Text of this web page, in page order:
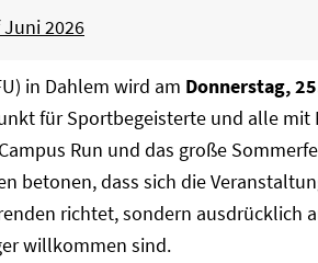
2026
in Dahlem wird am Donnerstag,
für Sportbegeisterte und alle mit
Run und das große
betonen, dass sich die
richtet, sondern ausdrücklich
willkommen sind.